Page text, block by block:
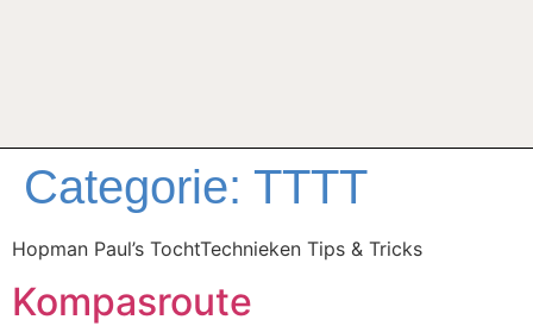
Categorie: TTTT
Hopman Paul’s TochtTechnieken Tips & Tricks
Kompasroute